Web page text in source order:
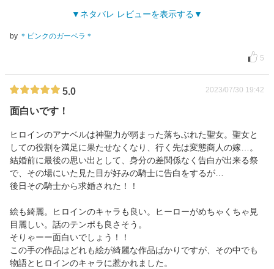
ネタバレ レビューを表示する
by ＊ピンクのガーベラ＊
5
5.0 2023/07/30 19:42
面白いです！
ヒロインのアナベルは神聖力が弱まった落ちぶれた聖女。聖女と
しての役割を満足に果たせなくなり、行く先は変態商人の嫁…。
結婚前に最後の思い出として、身分の差関係なく告白が出来る祭
で、その場にいた見た目が好みの騎士に告白をするが…
後日その騎士から求婚された！！
絵も綺麗。ヒロインのキャラも良い。ヒーローがめちゃくちゃ見
目麗しい。話のテンポも良さそう。
そりゃーー面白いでしょう！！
この手の作品はどれも絵が綺麗な作品ばかりですが、その中でも
物語とヒロインのキャラに惹かれました。